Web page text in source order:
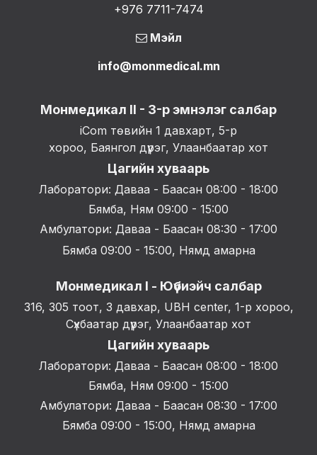
+976 7711-7474
Мэйл
info@monmedical.mn
Монмедикал II - 3-р эмнэлэг салбар
iCom төвийн 1 давхарт, 5-р
хороо, Баянгол дүүрэг, Улаанбаатар хот
Цагийн хуваарь
Лаборатори: Даваа - Баасан 08:00 - 18:00
Бямба, Ням 09:00 - 15:00
Амбулатори: Даваа - Баасан 08:30 - 17:00
Бямба 09:00 - 15:00, Нямд амарна
Монмедикал I - Юүбиэйч салбар
316, 305 тоот, 3 давхар, UBH center, 1-р хороо,
Сүхбаатар дүүрэг, Улаанбаатар хот
Цагийн хуваарь
Лаборатори: Даваа - Баасан 08:00 - 18:00
Бямба, Ням 09:00 - 15:00
Амбулатори: Даваа - Баасан 08:30 - 17:00
Бямба 09:00 - 15:00, Нямд амарна